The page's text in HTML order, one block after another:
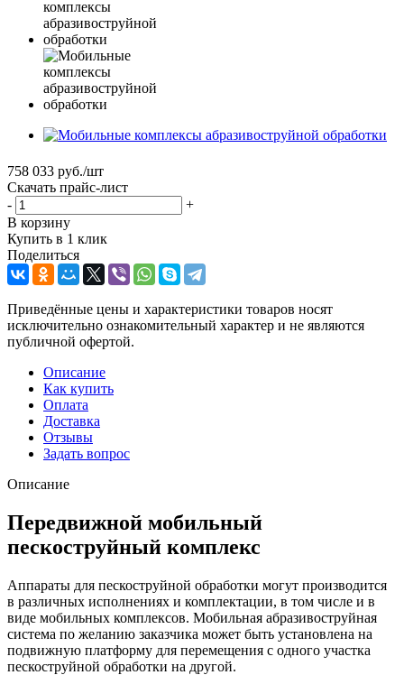
758 033 руб./шт
Скачать прайс-лист
-
+
В корзину
Купить в 1 клик
Поделиться
Приведённые цены и характеристики товаров носят
исключительно ознакомительный характер и не являются
публичной офертой.
Описание
Как купить
Оплата
Доставка
Отзывы
Задать вопрос
Описание
Передвижной мобильный
пескоструйный комплекс
Аппараты для пескоструйной обработки могут производится
в различных исполнениях и комплектации, в том числе и в
виде мобильных комплексов. Мобильная абразивоструйная
система по желанию заказчика может быть установлена на
подвижную платформу для перемещения с одного участка
пескоструйной обработки на другой.